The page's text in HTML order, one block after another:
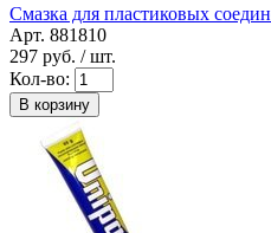
Смазка для пластиковых
Арт. 881810
297 руб. / шт.
Кол-во:
В корзину